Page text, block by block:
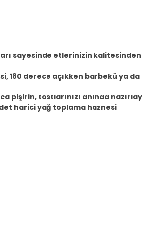
sayesinde etlerinizin
180 derece açıkken barbekü ya
pişirin, tostlarınızı anında
harici yağ toplama haznesi